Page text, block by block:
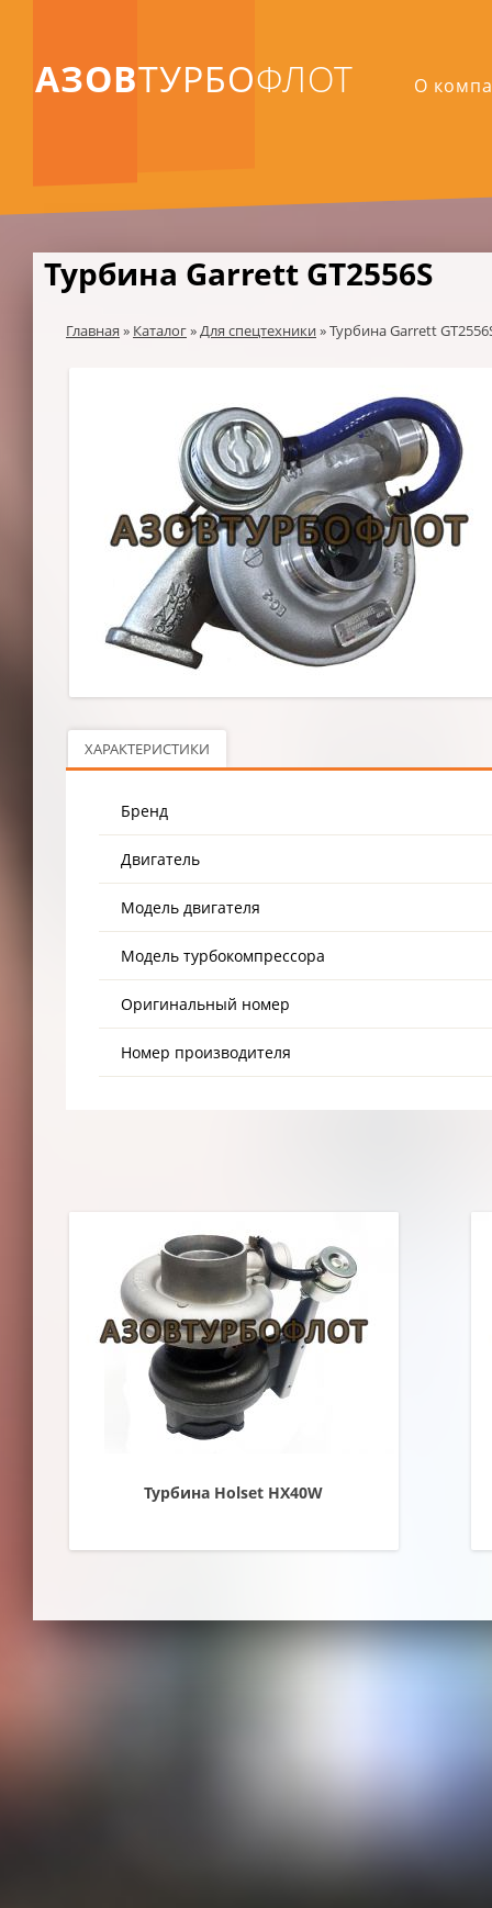
АЗОВТУРБОФЛОТ О
Турбина Garrett GT2556S
Главная » Каталог»Для спецтехники »Турбина Garrett
ХАРАКТЕРИСТИКИ
Бренд
Двигатель
Модель двигателя
Модель турбокомпрессора
Оригинальный номер
Номер производителя
Турбина Holset HX40W